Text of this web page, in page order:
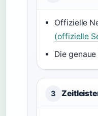
Offizielle
(offizielle
Die
3